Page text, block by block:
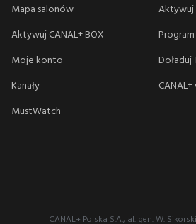
Mapa salonów
Aktywuj
Aktywuj CANAL+ BOX
Moje konto
Doładuj
Kanały
MustWatch
CANAL+ Polska S.A., al. gen. W.